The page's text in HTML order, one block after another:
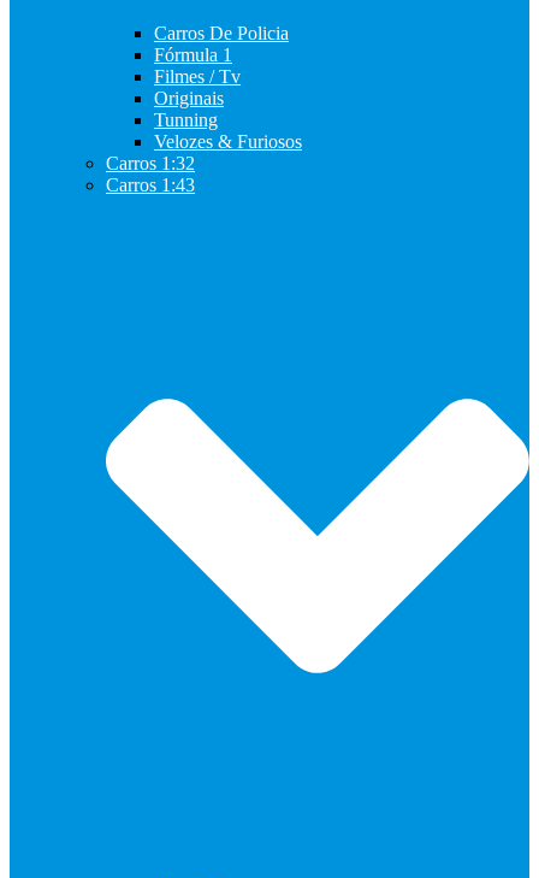
Carros De Policia
Fórmula 1
Filmes / Tv
Originais
Tunning
Velozes & Furiosos
Carros 1:32
Carros 1:43